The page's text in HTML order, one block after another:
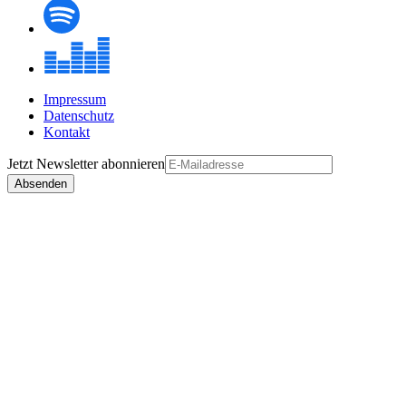
Impressum
Datenschutz
Kontakt
Jetzt Newsletterabonnieren
Absenden